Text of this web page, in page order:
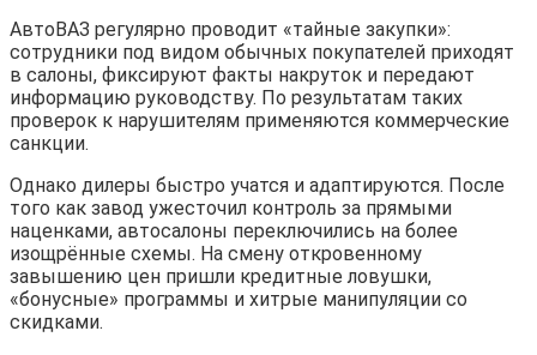
АвтоВАЗ регулярно проводит «тайные закупки»:
сотрудники под видом обычных покупателей приходят
в салоны, фиксируют факты накруток и передают
информацию руководству. По результатам таких
проверок к нарушителям применяются коммерческие
санкции.
Однако дилеры быстро учатся и адаптируются. После
того как завод ужесточил контроль за прямыми
наценками, автосалоны переключились на более
изощрённые схемы. На смену откровенному
завышению цен пришли кредитные ловушки,
«бонусные» программы и хитрые манипуляции со
скидками.